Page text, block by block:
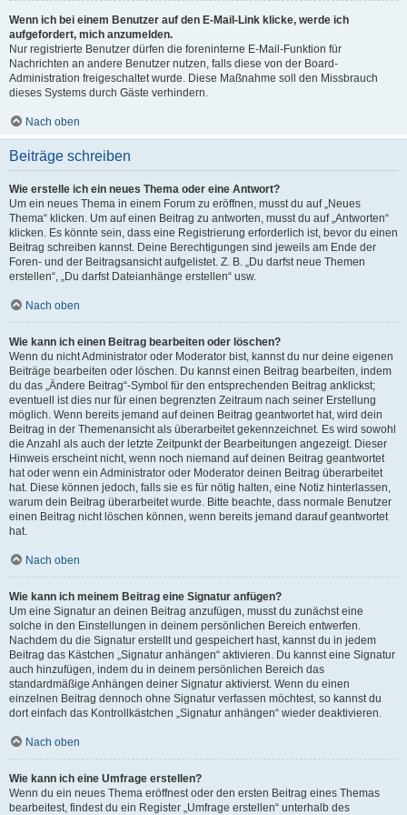
Wenn ich bei einem Benutzer auf den E-Mail-Link klicke, werde ich
aufgefordert, mich anzumelden.
Nur registrierte Benutzer dürfen die foreninterne E-Mail-Funktion für
Nachrichten an andere Benutzer nutzen, falls diese von der Board-
Administration freigeschaltet wurde. Diese Maßnahme soll den Missbrauch
dieses Systems durch Gäste verhindern.
Nach oben
Beiträge schreiben
Wie erstelle ich ein neues Thema oder eine Antwort?
Um ein neues Thema in einem Forum zu eröffnen, musst du auf „Neues
Thema“ klicken. Um auf einen Beitrag zu antworten, musst du auf „Antworten“
klicken. Es könnte sein, dass eine Registrierung erforderlich ist, bevor du einen
Beitrag schreiben kannst. Deine Berechtigungen sind jeweils am Ende der
Foren- und der Beitragsansicht aufgelistet. Z. B. „Du darfst neue Themen
erstellen“, „Du darfst Dateianhänge erstellen“ usw.
Nach oben
Wie kann ich einen Beitrag bearbeiten oder löschen?
Wenn du nicht Administrator oder Moderator bist, kannst du nur deine eigenen
Beiträge bearbeiten oder löschen. Du kannst einen Beitrag bearbeiten, indem
du das „Ändere Beitrag“-Symbol für den entsprechenden Beitrag anklickst;
eventuell ist dies nur für einen begrenzten Zeitraum nach seiner Erstellung
möglich. Wenn bereits jemand auf deinen Beitrag geantwortet hat, wird dein
Beitrag in der Themenansicht als überarbeitet gekennzeichnet. Es wird sowohl
die Anzahl als auch der letzte Zeitpunkt der Bearbeitungen angezeigt. Dieser
Hinweis erscheint nicht, wenn noch niemand auf deinen Beitrag geantwortet
hat oder wenn ein Administrator oder Moderator deinen Beitrag überarbeitet
hat. Diese können jedoch, falls sie es für nötig halten, eine Notiz hinterlassen,
warum dein Beitrag überarbeitet wurde. Bitte beachte, dass normale Benutzer
einen Beitrag nicht löschen können, wenn bereits jemand darauf geantwortet
hat.
Nach oben
Wie kann ich meinem Beitrag eine Signatur anfügen?
Um eine Signatur an deinen Beitrag anzufügen, musst du zunächst eine
solche in den Einstellungen in deinem persönlichen Bereich entwerfen.
Nachdem du die Signatur erstellt und gespeichert hast, kannst du in jedem
Beitrag das Kästchen „Signatur anhängen“ aktivieren. Du kannst eine Signatur
auch hinzufügen, indem du in deinem persönlichen Bereich das
standardmäßige Anhängen deiner Signatur aktivierst. Wenn du einen
einzelnen Beitrag dennoch ohne Signatur verfassen möchtest, so kannst du
dort einfach das Kontrollkästchen „Signatur anhängen“ wieder deaktivieren.
Nach oben
Wie kann ich eine Umfrage erstellen?
Wenn du ein neues Thema eröffnest oder den ersten Beitrag eines Themas
bearbeitest, findest du ein Register „Umfrage erstellen“ unterhalb des